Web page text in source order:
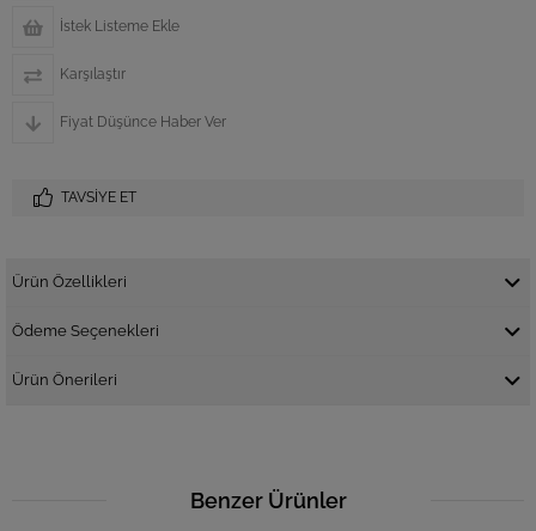
İstek Listeme Ekle
Karşılaştır
Fiyat Düşünce Haber Ver
TAVSIYE ET
Ürün Özellikleri
Ödeme Seçenekleri
Ürün Önerileri
Benzer Ürünler